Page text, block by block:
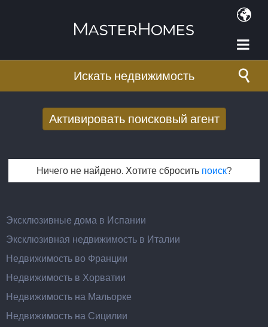
Искать недвижимость
Активировать поисковый агент
E-mail адрес*
Ничего не найдено. Хотите сбросить поиск?
Эксклюзивные дома в Испании
Эксклюзивная недвижимость в Италии
Недвижимость во Франции
Недвижимость в Хорватии
Недвижимость на Мальорке
Недвижимость на Сицилии